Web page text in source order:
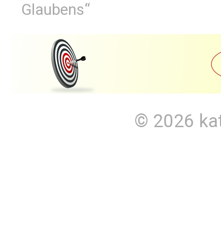
Glaubens“
© 2026